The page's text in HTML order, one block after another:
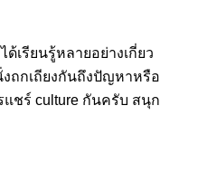
ด้เรียนรู้หลายอย่างเกี่ยว
ถกเถียงกันถึงปัญหาหรือ
ชร์ culture กันครับ สนุก